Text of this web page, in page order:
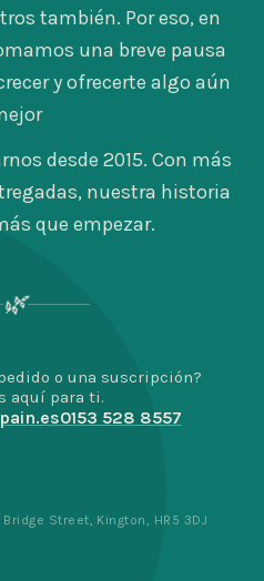
también. Por eso, en
una breve pausa
y ofrecerte algo aún
desde 2015. Con más
nuestra historia
que empezar.
🌿
o una suscripción?
aquí para ti.
0153 528 8557
Street, Kington, HR5 3DJ